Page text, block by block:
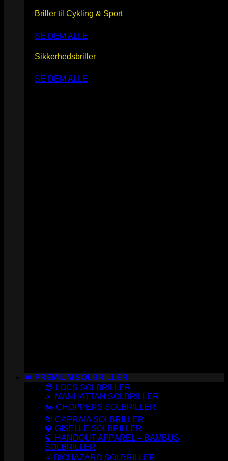
Briller til Cykling & Sport
SE DEM ALLE
Sikkerhedsbriller
SE DEM ALLE
👑 PREMIUM SOLBRILLER
😎 LOCS SOLBRILLER
🌆 MANHATTAN SOLBRILLER
🏍️ CHOPPERS SOLBRILLER
🌴 CAPRAIA SOLBRILLER
💎 GISELLE SOLBRILLER
🍃 HANDOUT APPAREL – BAMBUS
SOLBRILLER
☣️ BIOHAZARD SOLBRILLER